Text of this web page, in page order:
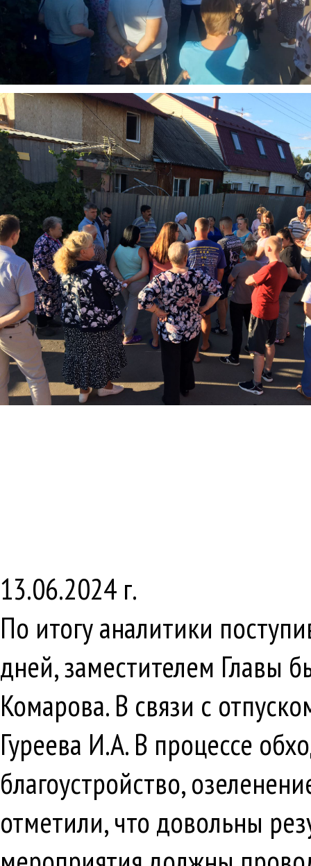
13.06.2024 г.
По итогу аналитики
дней, заместителем Главы
Комарова. В связи с
Гуреева И.А. В процессе
благоустройство,
отметили, что довольны